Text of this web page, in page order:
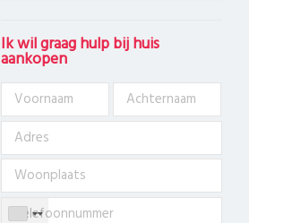
Ik wil graag hulp bij huis
aankopen